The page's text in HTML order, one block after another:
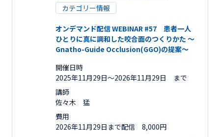
カテゴリー情報
オンデマンド配信 WEBINAR #57 患者一人
ひとりに真に調和した咬合面のつくりかた ～
Gnatho-Guide Occlusion(GGO)の提案～
開催日時
2025年11月29日〜2026年11月29日 まで
講師
佐々木 猛
費用
2026年11月29日まで配信 8,000円